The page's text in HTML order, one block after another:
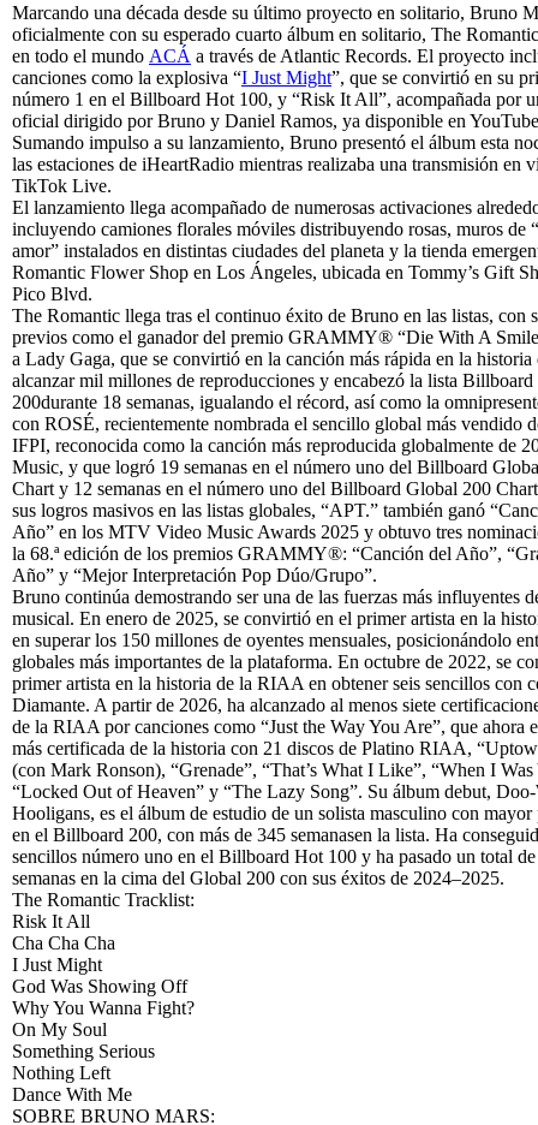
Marcando una década desde su último proyecto en solitario, Bruno
oficialmente con su esperado cuarto álbum en solitario, The
en todo el mundo ACÁ a través de Atlantic Records. El proyecto
canciones como la explosiva “I Just Might”, que se convirtió en su
número 1 en el Billboard Hot 100, y “Risk It All”, acompañada por
oficial dirigido por Bruno y Daniel Ramos, ya disponible en
Sumando impulso a su lanzamiento, Bruno presentó el álbum esta
las estaciones de iHeartRadio mientras realizaba una transmisión en
TikTok Live.
El lanzamiento llega acompañado de numerosas activaciones
incluyendo camiones florales móviles distribuyendo rosas, muros de
amor” instalados en distintas ciudades del planeta y la tienda
Romantic Flower Shop en Los Ángeles, ubicada en Tommy’s Gift
Pico Blvd.
The Romantic llega tras el continuo éxito de Bruno en las listas, con
previos como el ganador del premio GRAMMY® “Die With A
a Lady Gaga, que se convirtió en la canción más rápida en la
alcanzar mil millones de reproducciones y encabezó la lista
200durante 18 semanas, igualando el récord, así como la
con ROSÉ, recientemente nombrada el sencillo global más vendido
IFPI, reconocida como la canción más reproducida globalmente de
Music, y que logró 19 semanas en el número uno del Billboard
Chart y 12 semanas en el número uno del Billboard Global 200
sus logros masivos en las listas globales, “APT.” también ganó
Año” en los MTV Video Music Awards 2025 y obtuvo tres
la 68.ª edición de los premios GRAMMY®: “Canción del Año”,
Año” y “Mejor Interpretación Pop Dúo/Grupo”.
Bruno continúa demostrando ser una de las fuerzas más influyentes
musical. En enero de 2025, se convirtió en el primer artista en la
en superar los 150 millones de oyentes mensuales, posicionándolo
globales más importantes de la plataforma. En octubre de 2022, se
primer artista en la historia de la RIAA en obtener seis sencillos con
Diamante. A partir de 2026, ha alcanzado al menos siete
de la RIAA por canciones como “Just the Way You Are”, que ahora
más certificada de la historia con 21 discos de Platino RIAA,
(con Mark Ronson), “Grenade”, “That’s What I Like”, “When I
“Locked Out of Heaven” y “The Lazy Song”. Su álbum debut,
Hooligans, es el álbum de estudio de un solista masculino con mayor
en el Billboard 200, con más de 345 semanasen la lista. Ha
sencillos número uno en el Billboard Hot 100 y ha pasado un total
semanas en la cima del Global 200 con sus éxitos de 2024–2025.
The Romantic Tracklist:
Risk It All
Cha Cha Cha
I Just Might
God Was Showing Off
Why You Wanna Fight?
On My Soul
Something Serious
Nothing Left
Dance With Me
SOBRE BRUNO MARS: